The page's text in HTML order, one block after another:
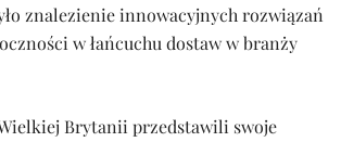
znalezienie innowacyjnych rozwiązań
w łańcuchu dostaw w branży
Brytanii przedstawili swoje